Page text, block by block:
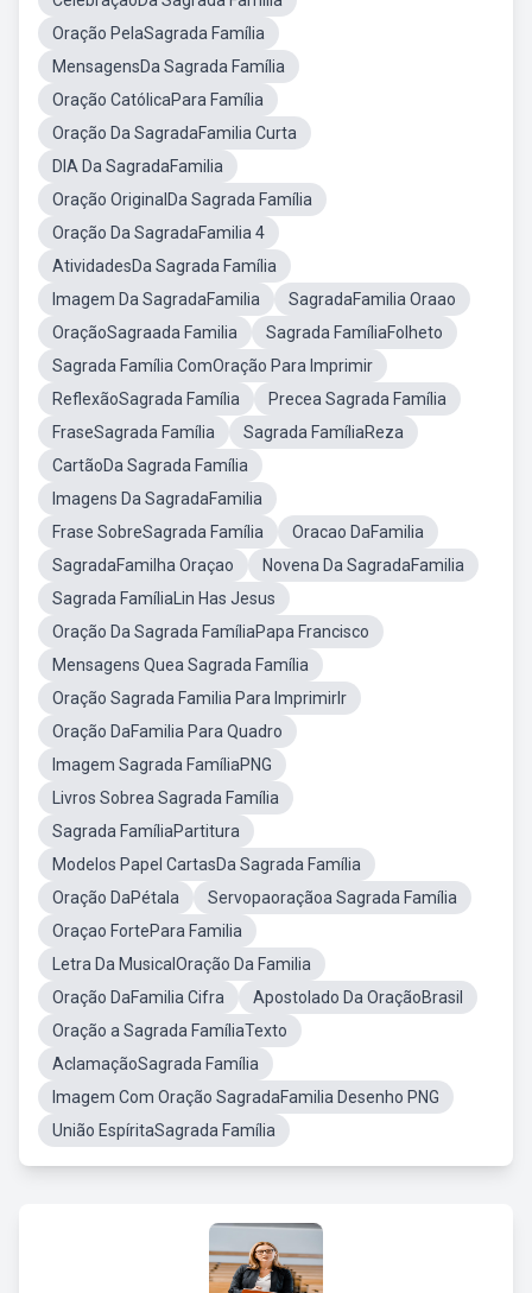
Oração PelaSagrada Família
MensagensDa Sagrada Família
Oração CatólicaPara Família
Oração Da SagradaFamilia Curta
DIA Da SagradaFamilia
Oração OriginalDa Sagrada Família
Oração Da SagradaFamilia 4
AtividadesDa Sagrada Família
Imagem Da SagradaFamilia
SagradaFamilia Oraao
OraçãoSagraada Familia
Sagrada FamíliaFolheto
Sagrada Família ComOração Para Imprimir
ReflexãoSagrada Família
Precea Sagrada Família
FraseSagrada Família
Sagrada FamíliaReza
CartãoDa Sagrada Família
Imagens Da SagradaFamilia
Frase SobreSagrada Família
Oracao DaFamilia
SagradaFamilha Oraçao
Novena Da SagradaFamilia
Sagrada FamíliaLin Has Jesus
Oração Da Sagrada FamíliaPapa Francisco
Mensagens Quea Sagrada Família
Oração Sagrada Familia Para ImprimirIr
Oração DaFamilia Para Quadro
Imagem Sagrada FamíliaPNG
Livros Sobrea Sagrada Família
Sagrada FamíliaPartitura
Modelos Papel CartasDa Sagrada Família
Oração DaPétala
Servopaoraçãoa Sagrada Família
Oraçao FortePara Familia
Letra Da MusicalOração Da Familia
Oração DaFamilia Cifra
Apostolado Da OraçãoBrasil
Oração a Sagrada FamíliaTexto
AclamaçãoSagrada Família
Imagem Com Oração SagradaFamilia Desenho PNG
União EspíritaSagrada Família